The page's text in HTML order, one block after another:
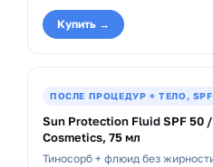
Купить →
ПОСЛЕ ПРОЦЕДУР + ТЕЛО, SPF
Sun Protection Fluid SPF 50
Cosmetics, 75 мл
Тиносорб + флюид без